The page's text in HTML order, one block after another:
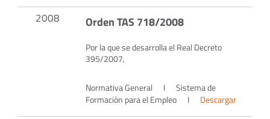
2008 Orden TAS 718/2008
Por la que se desarrolla el Real Decreto
395/2007,
Normativa General I
Sistema de
Formación para el Empleo
I Descargar